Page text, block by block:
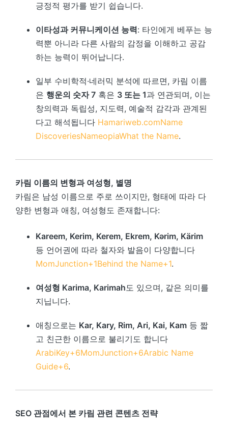
긍정적 평가를 받기 쉽습니다.
이타성과 커뮤니케이션 능력: 타인에게 베푸는 능
력뿐 아니라 다른 사람의 감정을 이해하고 공감
하는 능력이 뛰어납니다.
일부 수비학적·네러믹 분석에 따르면, 카림 이름
은 행운의 숫자 7 혹은 3 또는 1과 연관되며, 이는
창의력과 독립성, 지도력, 예술적 감각과 관계된
다고 해석됩니다 Hamariweb.comName
DiscoveriesNameopiaWhat the Name.
카림 이름의 변형과 여성형, 별명
카림은 남성 이름으로 주로 쓰이지만, 형태에 따라 다
양한 변형과 애칭, 여성형도 존재합니다:
Kareem, Kerim, Kerem, Ekrem, Kərim, Kärim
등 언어권에 따라 철자와 발음이 다양합니다
MomJunction+1Behind the Name+1.
여성형 Karima, Karimah도 있으며, 같은 의미를
지닙니다.
애칭으로는 Kar, Kary, Rim, Ari, Kai, Kam 등 짧
고 친근한 이름으로 불리기도 합니다
ArabiKey+6MomJunction+6Arabic Name
Guide+6.
SEO 관점에서 본 카림 관련 콘텐츠 전략